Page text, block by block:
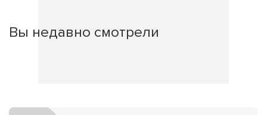
Вы недавно смотрели